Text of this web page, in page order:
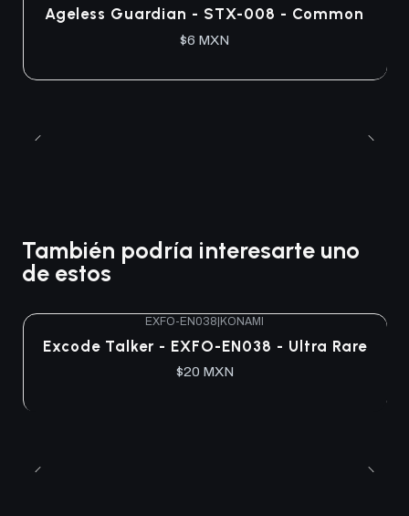
Ageless Guardian - STX-008 - Common
$6 MXN
También podría interesarte uno
de estos
Agotado
EXFO-EN038|KONAMI
Excode Talker - EXFO-EN038 - Ultra Rare
$20 MXN